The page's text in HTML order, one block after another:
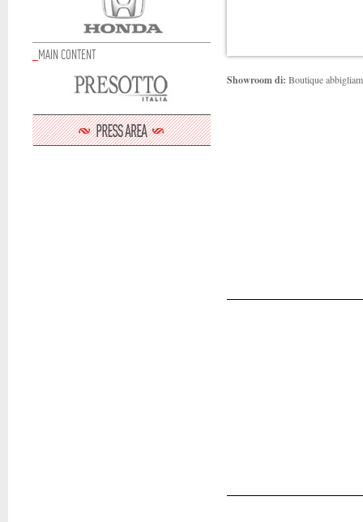
MAIN CONTENT
Showroom di: Boutique